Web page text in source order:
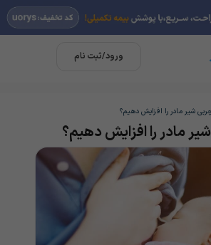
ورود/ثبت نام
شیر مادر را افزایش دهیم؟
مادر را افزایش دهیم؟